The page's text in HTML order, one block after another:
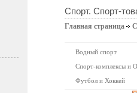
Спорт. Спорт-
Главная страница
Водный спорт
Спорт-комплексы и
Футбол и Хоккей